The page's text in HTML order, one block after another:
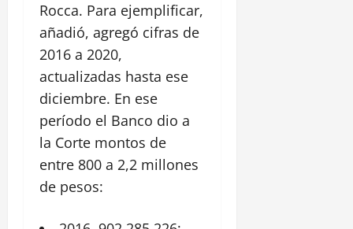
Rocca. Para ejemplificar,
añadió, agregó cifras de
2016 a 2020,
actualizadas hasta ese
diciembre. En ese
período el Banco dio a
la Corte montos de
entre 800 a 2,2 millones
de pesos: